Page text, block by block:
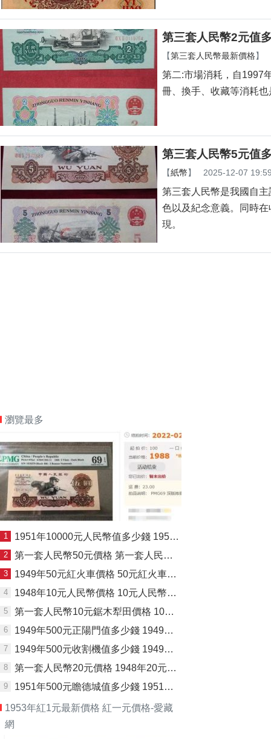
第三套人民幣2元值
【第三套人民幣最新價格】
第二:市場消耗，自1997
冊、換手、收藏等消耗
第三套人民幣5元值
【紙幣】 2025-12-07
第三套人民幣是我國自主
色以及紀念意義。同時在
現。
瀏覽最多
1 1951年10000元人民幣值多少錢 1951年10000元紙幣價格
2 第一套人民幣50元價格 第一套人民幣50元有幾種
3 1949年50元紅火車價格 50元紅火車暗記
4 1948年10元人民幣價格 10元人民幣收藏行情
5 第一套人民幣10元鋸木犁田價格 10元鋸木犁田價格
6 1949年500元正陽門值多少錢 1949年500元正陽門價格
7 1949年500元收割機值多少錢 1949年500元收割機價格
8 第一套人民幣20元價格 1948年20元價格
9 1951年500元瞻德城值多少錢 1951年500元瞻德城價格
1953年紅1元最新價格 紅一元價格-愛藏
網